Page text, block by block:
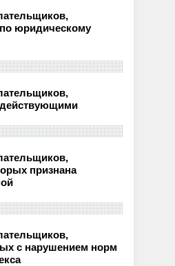
юридическому
признана
с нарушением норм